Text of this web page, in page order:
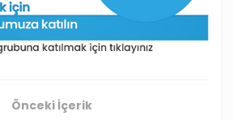
Önceki İçerik